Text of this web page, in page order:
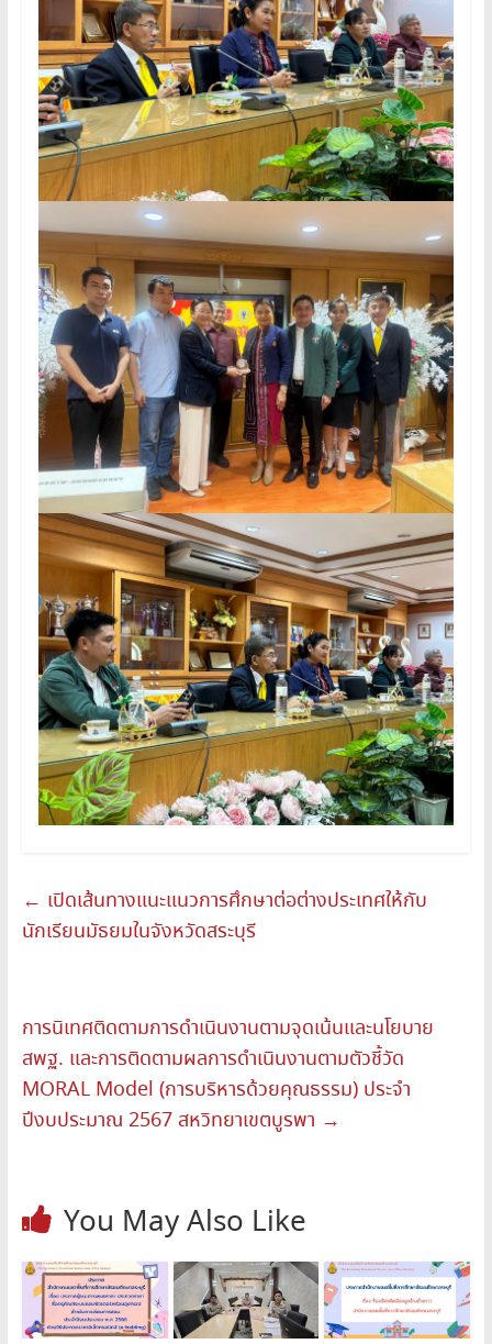
← เปิดเส้นทางแนะแนวการศึกษาต่อต่างประเทศให้กับ
นักเรียนมัธยมในจังหวัดสระบุรี
การนิเทศติดตามการดำเนินงานตามจุดเน้นและนโยบาย
สพฐ. และการติดตามผลการดำเนินงานตามตัวชี้วัด
MORAL Model (การบริหารด้วยคุณธรรม) ประจำ
ปีงบประมาณ 2567 สหวิทยาเขตบูรพา →
You May Also Like